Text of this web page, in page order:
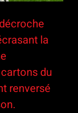
la
du
renversé